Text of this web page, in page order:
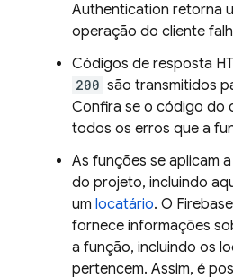
Authentication retorna
operação do cliente
Códigos de resposta
200 são transmitidos
Confira se o código do
todos os erros que a
As funções se aplicam
do projeto, incluindo
um locatário. O
fornece informações
a função, incluindo os
pertencem. Assim, é